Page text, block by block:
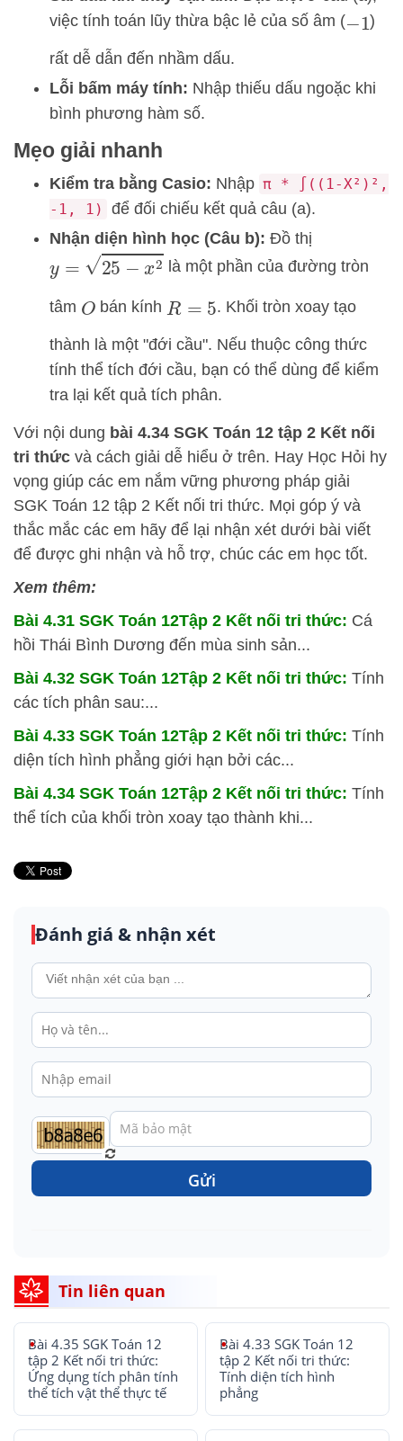
việc tính toán lũy thừa bậc lẻ của số âm (−1)
rất dễ dẫn đến nhầm dấu.
Lỗi bấm máy tính: Nhập thiếu dấu ngoặc khi
bình phương hàm số.
Mẹo giải nhanh
Kiểm tra bằng Casio: Nhập π * ∫((1-X²)²,
-1, 1)
để đối chiếu kết quả câu (a).
Nhận diện hình học (Câu b): Đồ thị
y =25−x2 là một phần của đường tròn
tâm O bán kính R =5 . Khối tròn xoay tạo
thành là một "đới cầu". Nếu thuộc công thức
tính thể tích đới cầu, bạn có thể dùng để kiểm
tra lại kết quả tích phân.
Với nội dung bài 4.34 SGK Toán 12 tập 2 Kết nối
tri thức và cách giải dễ hiểu ở trên. Hay Học Hỏi hy
vọng giúp các em nắm vững phương pháp giải
SGK Toán 12 tập 2 Kết nối tri thức. Mọi góp ý và
thắc mắc các em hãy để lại nhận xét dưới bài viết
để được ghi nhận và hỗ trợ, chúc các em học tốt.
Xem thêm:
Bài 4.31 SGK Toán 12Tập 2 Kết nối tri thức: Cá
hồi Thái Bình Dương đến mùa sinh sản...
Bài 4.32 SGK Toán 12Tập 2 Kết nối tri thức: Tính
các tích phân sau:...
Bài 4.33 SGK Toán 12Tập 2 Kết nối tri thức: Tính
diện tích hình phẳng giới hạn bởi các...
Bài 4.34 SGK Toán 12Tập 2 Kết nối tri thức: Tính
thể tích của khối tròn xoay tạo thành khi...
Đánh giá & nhận xét
Gửi
Tin liên quan
Bài 4.35 SGK Toán 12
tập 2 Kết nối tri thức:
Ứng dụng tích phân tính
thể tích vật thể thực tế
Bài 4.33 SGK Toán 12
tập 2 Kết nối tri thức:
Tính diện tích hình
phẳng